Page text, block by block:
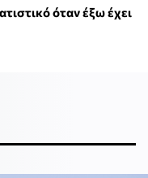
όταν έξω έχει